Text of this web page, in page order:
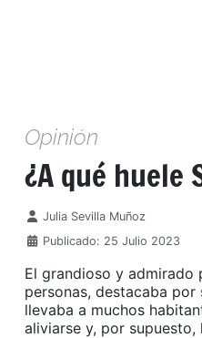
Opinión
¿A qué huele
Detalles
Julia Sevilla Muñoz
Publicado: 25 Julio 2023
El grandioso y admirado
personas, destacaba por
llevaba a muchos
aliviarse y, por